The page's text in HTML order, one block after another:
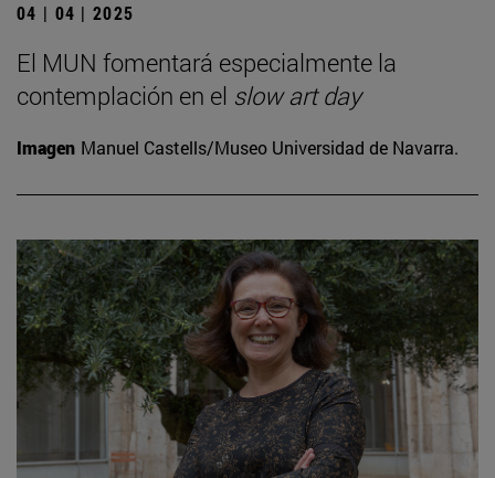
04 | 04 | 2025
El MUN fomentará especialmente la
contemplación en el slow art day
Imagen Manuel Castells/Museo Universidad de Navarra.